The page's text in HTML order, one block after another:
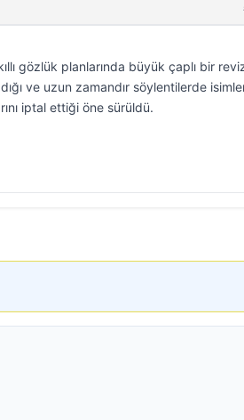
gözlük planlarında büyük çaplı bir
ve uzun zamandır söylentilerde
iptal ettiği öne sürüldü.